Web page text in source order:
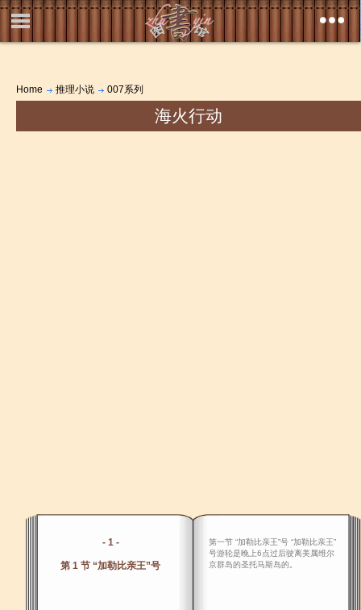
Home 推理小说 007系列
海火行动
- 1 -
第 1 节 “加勒比亲王”号
第一节 “加勒比亲王”号 “加勒比亲王”
号游轮是晚上6点过后驶离美属维尔
京群岛的圣托马斯岛的。